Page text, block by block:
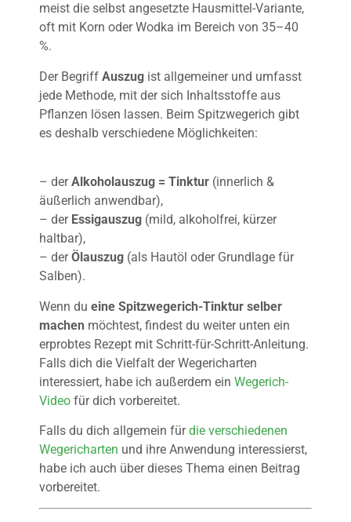
meist die selbst angesetzte Hausmittel-Variante,
oft mit Korn oder Wodka im Bereich von 35–40
%.
Der Begriff Auszug ist allgemeiner und umfasst
jede Methode, mit der sich Inhaltsstoffe aus
Pflanzen lösen lassen. Beim Spitzwegerich gibt
es deshalb verschiedene Möglichkeiten:
– derAlkoholauszug = Tinktur (innerlich &
äußerlich anwendbar),
– der Essigauszug (mild, alkoholfrei, kürzer
haltbar),
– derÖlauszug (als Hautöl oder Grundlage für
Salben).
Wenn du eine Spitzwegerich-Tinktur selber
machen möchtest, findest du weiter unten ein
erprobtes Rezept mit Schritt-für-Schritt-Anleitung.
Falls dich die Vielfalt der Wegericharten
interessiert, habe ich außerdem ein Wegerich-
Video für dich vorbereitet.
Falls du dich allgemein fürdie verschiedenen
Wegericharten und ihre Anwendung interessierst,
habe ich auch über dieses Thema einen Beitrag
vorbereitet.